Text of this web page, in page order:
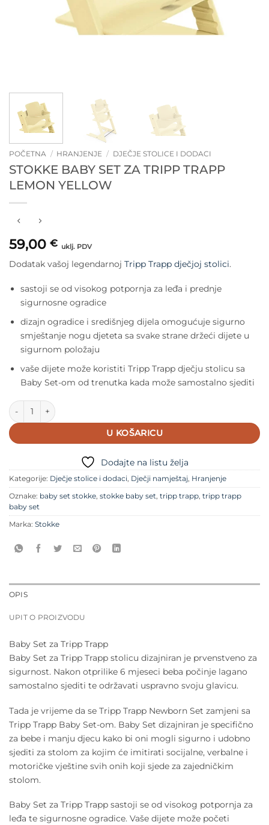
POČETNA / HRANJENJE / DJEČJE STOLICE I DODACI
STOKKE BABY SET ZA TRIPP TRAPP
LEMON YELLOW
59,00 € uklj. PDV
Dodatak vašoj legendarnoj Tripp Trapp dječjoj stolici.
sastoji se od visokog potpornja za leđa i prednje
sigurnosne ogradice
dizajn ogradice i središnjeg dijela omogućuje sigurno
smještanje nogu djeteta sa svake strane držeći dijete u
sigurnom položaju
vaše dijete može koristiti Tripp Trapp dječju stolicu sa
Baby Set-om od trenutka kada može samostalno sjediti
Stokke Baby Set za Tripp Trapp Lemon Yellow količina
U KOŠARICU
Dodajte na listu želja
Kategorije: Dječje stolice i dodaci, Dječji namještaj, Hranjenje
Oznake: baby set stokke, stokke baby set, tripp trapp, tripp trapp
baby set
Marka: Stokke
OPIS
UPIT O PROIZVODU
Baby Set za Tripp Trapp
Baby Set za Tripp Trapp stolicu dizajniran je prvenstveno za
sigurnost. Nakon otprilike 6 mjeseci beba počinje lagano
samostalno sjediti te održavati uspravno svoju glavicu.
Tada je vrijeme da se Tripp Trapp Newborn Set zamjeni sa
Tripp Trapp Baby Set-om. Baby Set dizajniran je specifično
za bebe i manju djecu kako bi oni mogli sigurno i udobno
sjediti za stolom za kojim će imitirati socijalne, verbalne i
motoričke vještine svih onih koji sjede za zajedničkim
stolom.
Baby Set za Tripp Trapp sastoji se od visokog potpornja za
leđa te sigurnosne ogradice. Vaše dijete može početi